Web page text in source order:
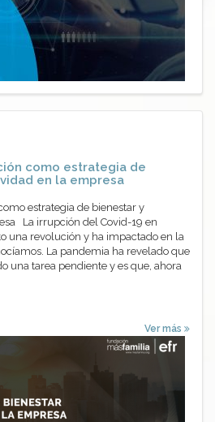
como estrategia de
en la empresa
estrategia de bienestar y
La irrupción del Covid-19 en
una revolución y ha impactado en la
La pandemia ha revelado que
una tarea pendiente y es que, ahora
Ver más